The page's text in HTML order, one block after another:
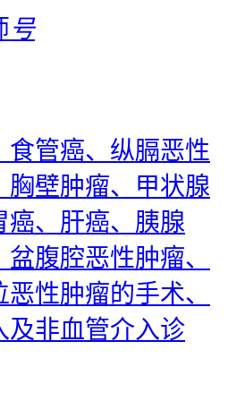
号
食管癌、纵膈恶性
胸壁肿瘤、甲状腺
癌、肝癌、胰腺
腹腔恶性肿瘤、
性肿瘤的手术、
及非血管介入诊